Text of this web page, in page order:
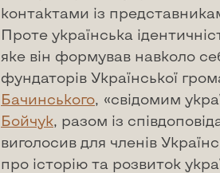
контактами із
Проте українська
яке він формував навколо
фундаторів Української
Бачинського, «свідомим
Бойчук, разом із
виголосив для членів
про історію та розвиток